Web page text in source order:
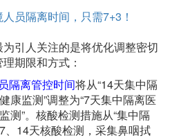
引人关注的是将优化调整密切
期限和方式：
隔离管控时间将从“14天集中隔
康监测”调整为“7天集中隔离医
测”。核酸检测措施从“集中隔
、14天核酸检测，采集鼻咽拭